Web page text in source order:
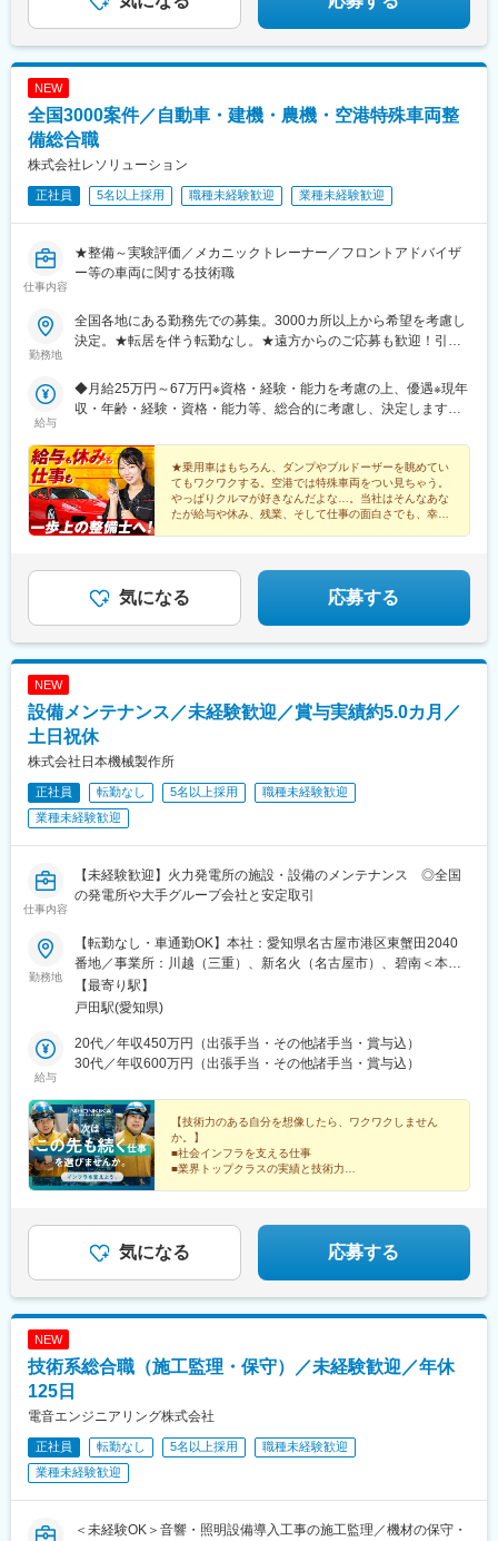
NEW
全国3000案件／自動車・建機・農機・空港特殊車両整
備総合職
株式会社レソリューション
正社員 5名以上採用 職種未経験歓迎 業種未経験歓迎
仕事内容
★整備～実験評価／メカニックトレーナー／フロントアドバイザ
ー等の車両に関する技術職
勤務地
全国各地にある勤務先での募集。3000カ所以上から希望を考慮し
決定。★転居を伴う転勤なし。★遠方からのご応募も歓迎！引越
る）。★請負先やお客様先での勤務となります。★会社説明会を
開催！会社や勤務先のことを知りたいという方はぜひご参加くだ
城、青森、秋田、岩手、山形、福島【関東】東京、神奈川、埼
玉、千葉、茨城、栃木、群馬、山梨【東海・北信越】愛知、岐
阜、静岡、三重、新潟、長野、富山、石川、福井【近畿】大阪、
兵庫、京都、奈良、滋賀、和歌山【中国・四国】広島、山口、岡
山、鳥取、島根、香川、徳島、愛媛、高知【九州・沖縄】福岡、
熊本、佐賀、大分、鹿児島、宮崎、長崎、沖縄
給与
◆月給25万円～67万円※資格・経験・能力を考慮の上、優遇※現年
収・年齢・経験・資格・能力等、総合的に考慮し、決定します。※
(同待遇/最長6ヵ月)※海外赴任手当や各種手当、残業代等はこれら
とは別途支給いたします。【年収例】年収470万円／メーカーリ
コール／35歳 経験3年／月給39万円年収650万円／メーカー海外
プロジェクト／40歳 経験5年／月給57万円年収450万円／メーカ
ー開発実験評価／27歳 経験2年／月給37万円年収510万円／国産
★乗用車はもちろん、ダンプやブルドーザーを眺めてい
てもワクワクする。空港では特殊車両をつい見ちゃう。
やっぱりクルマが好きなんだよな…。当社はそんなあな
たが給与や休み、残業、そして仕事の面白さでも、幸せ
気になる 応募する
NEW
設備メンテナンス／未経験歓迎／賞与実績約5.0カ月／
土日祝休
株式会社日本機械製作所
正社員 転勤なし 5名以上採用
職種未経験歓迎
業種未経験歓迎
仕事内容
【未経験歓迎】火力発電所の施設・設備のメンテナンス ◎全国
の発電所や大手グループ会社と安定取引
勤務地
【転勤なし・車通勤OK】本社：愛知県名古屋市港区東蟹田2040
番地／事業所：川越（三重）、新名火（名古屋市）、碧南＜本社
アクセス＞（近鉄）戸田駅より車で6分（JR）春田駅より名古屋
市営バス江松で下車、そこから徒歩10分（車）第二環状自動車道
（事業所・現場での喫煙は、その場所のルールに準じます）■出張
は？入社直後は基本的には東海圏の拠点を中心に担当いただきま
りませんので、“家族や友人の近くにいたい”、“新しい家族が増え
た”といった人生の転機があっても、暮らし慣れた街にある大切な
ものを守りながら働いていくことができます。◎出張は1年間の4
割程度が平均◎基本は社有車での移動◎出張に関連する豊富な手
当で頑張りをしっかりと給与に反映！◎遠方の場合は、ビジネス
【最寄り駅】
戸田駅(愛知県)
給与
20代／年収450万円（出張手当・その他諸手当・賞与込）
30代／年収600万円（出張手当・その他諸手当・賞与込）
【技術力のある自分を想像したら、ワクワクしません
か。】
■社会インフラを支える仕事
■業界トップクラスの実績と技術力
気になる 応募する
NEW
技術系総合職（施工監理・保守）／未経験歓迎／年休
125日
電音エンジニアリング株式会社
正社員 転勤なし 5名以上採用
職種未経験歓迎
業種未経験歓迎
＜未経験OK＞音響・照明設備導入工事の施工監理／機材の保守・